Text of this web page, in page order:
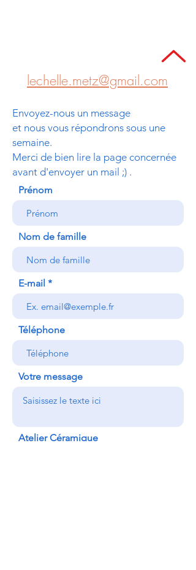
lechelle.metz@gmail.com
Envoyez-nous un message
et nous vous répondrons sous une
semaine.
Merci de bien lire la page concernée
avant d'envoyer un mail ;) .
Prénom
Nom de famille
E-mail
Téléphone
Votre message
Atelier Céramique